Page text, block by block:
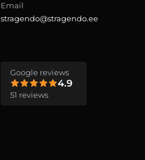
Email
stragendo@stragendo.ee
Google reviews
4.9
51 reviews